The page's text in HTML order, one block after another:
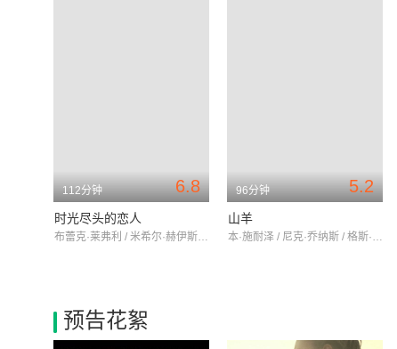
6.8
112分钟
时光尽头的恋人
布蕾克·莱弗利 / 米希尔·赫伊斯曼 / 哈里森·福特
5.2
96分钟
山羊
本·施耐泽 / 尼克·乔纳斯 / 格斯·哈尔珀
预告花絮